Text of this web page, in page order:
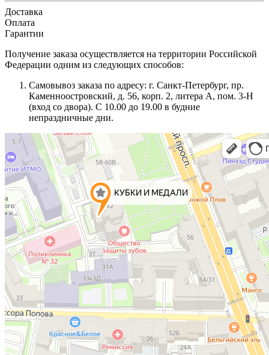
Доставка
Оплата
Гарантии
Получение заказа осуществляется на территории Российской
Федерации одним из следующих способов:
Самовывоз заказа по адресу: г. Санкт-Петербург, пр.
Каменноостровский, д. 56, корп. 2, литера А, пом. 3-Н
(вход со двора). С 10.00 до 19.00 в будние
непраздничные дни.